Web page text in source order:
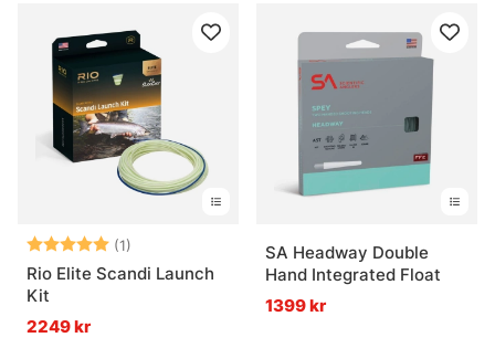
Betyg: (1)
5.0 utav 5 stjärnor
Rio Elite Scandi Launch
Kit
2249 kr
SA Headway Double
Hand Integrated Float
1399 kr